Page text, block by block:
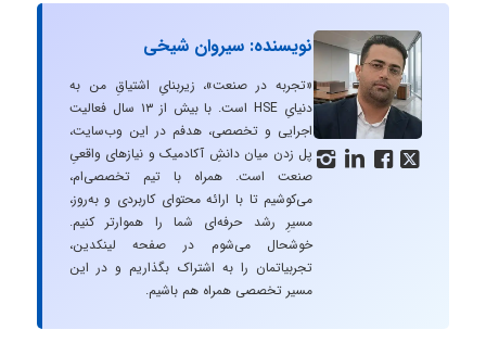
   
نویسنده: سیروان شیخی
«تجربه در صنعت»، زیربنایِ اشتیاقِ من به
دنیایِ HSE است. با بیش از ۱۳ سال فعالیت
اجرایی و تخصصی، هدفم در این وب‌سایت،
پل زدن میان دانشِ آکادمیک و نیازهای واقعیِ
صنعت است. همراه با تیم تخصصی‌ام،
می‌کوشیم تا با ارائه محتوای کاربردی و به‌روز،
مسیرِ رشد حرفه‌ای شما را هموارتر کنیم.
خوشحال می‌شوم در صفحه لینکدین،
تجربیاتمان را به اشتراک بگذاریم و در این
مسیر تخصصی همراه هم باشیم.